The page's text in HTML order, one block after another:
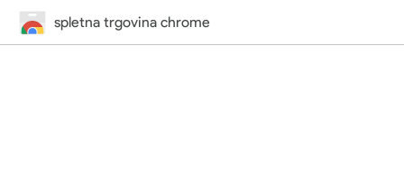
spletna trgovina chrome